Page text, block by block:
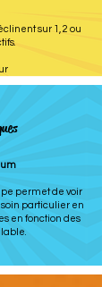
sur 1, 2 ou
permet de voir
particulier en
en fonction des